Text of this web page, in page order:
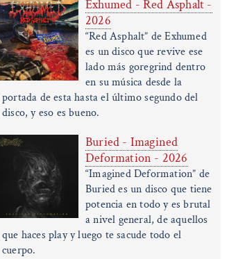
Exhumed - Red Asphalt -
2026
“Red Asphalt” de Exhumed
es un disco que revive ese
lado más goregrind dentro
en su música desde la
portada de esta hasta el último segundo del
disco, y eso es bueno.
Buried - Imagined
Deformation - 2026
“Imagined Deformation” de
Buried es un disco que tiene
potencia en todo y es brutal
a nivel general, de aquellos
que haces play y luego te sacude todo el
cuerpo.